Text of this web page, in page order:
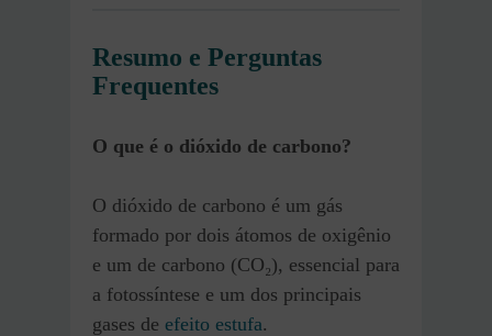
Resumo e Perguntas
Frequentes
O que é o dióxido de carbono?
O dióxido de carbono é um gás
formado por dois átomos de oxigênio
e um de carbono (CO₂), essencial para
a fotossíntese e um dos principais
gases de efeito estufa.